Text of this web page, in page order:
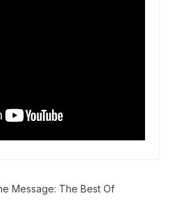
Message: The Best Of